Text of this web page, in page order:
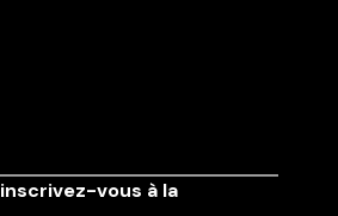
inscrivez-vous à la